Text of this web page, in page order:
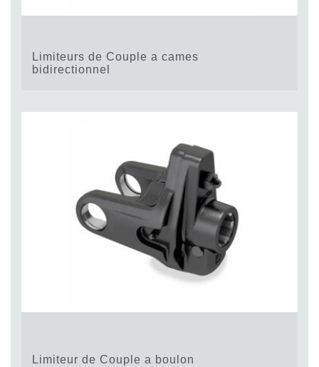
Limiteurs de Couple a cames
bidirectionnel
Limiteur de Couple a boulon